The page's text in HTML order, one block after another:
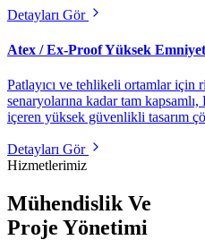
Detayları Gör
Atex / Ex-Proof Yüksek Emniyet
Patlayıcı ve tehlikeli ortamlar için
senaryolarına kadar tam
içeren yüksek güvenlikli tasarım
Detayları Gör
Hizmetlerimiz
Mühendislik Ve
Proje Yönetimi